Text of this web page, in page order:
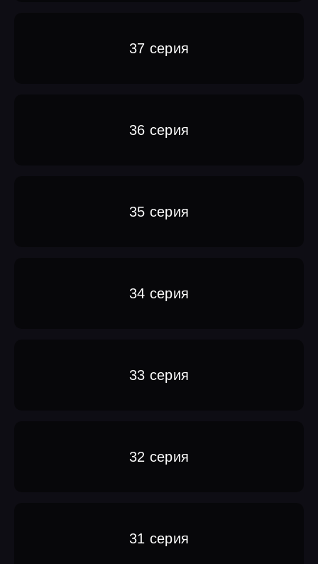
37 серия
36 серия
35 серия
34 серия
33 серия
32 серия
31 серия